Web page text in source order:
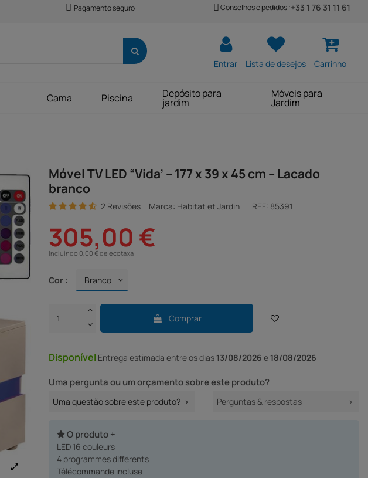
Pagamento seguro Conselhos e pedidos :+33 1 76 31 11 61
Entrar Lista de desejos Carrinho
Cama Piscina Depósito para
jardim
Móveis para
Jardim
Móvel TV LED “Vida’ – 177 x 39 x 45 cm – Lacado
branco
2 Revisões Marca: Habitat et Jardin REF: 85391
305,00 €
Incluindo 0,00 € de ecotaxa
Cor :
Comprar
Disponível Entrega estimada entre os dias 13/08/2026 e 18/08/2026
Uma pergunta ou um orçamento sobre este produto?
Uma questão sobre este produto? Perguntas & respostas
O produto +
LED 16 couleurs
4 programmes différents
Télécommande incluse